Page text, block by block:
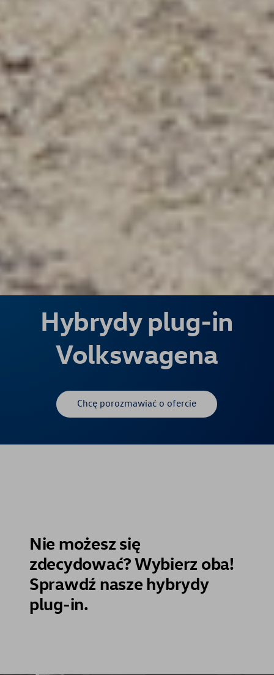
Hybrydy plug-in
Volkswagena
Chcę porozmawiać o ofercie
Nie możesz się
zdecydować? Wybierz oba!
Sprawdź nasze hybrydy
plug-in.